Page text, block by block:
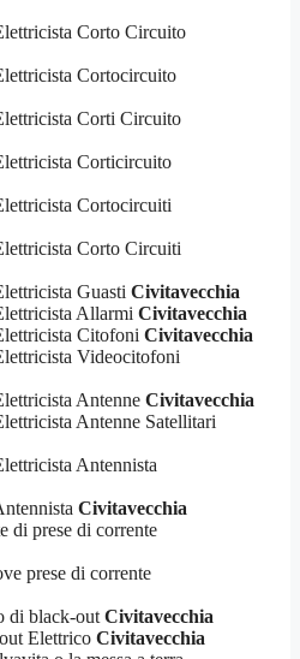
Corto Circuito
Cortocircuito
Corti Circuito
Corticircuito
Cortocircuiti
Corto Circuiti
Guasti Civitavecchia
Allarmi Civitavecchia
Citofoni Civitavecchia
Videocitofoni
Antenne Civitavecchia
Antenne Satellitari
Antennista
Civitavecchia
di prese di corrente
prese di corrente
di black-out Civitavecchia
Elettrico Civitavecchia